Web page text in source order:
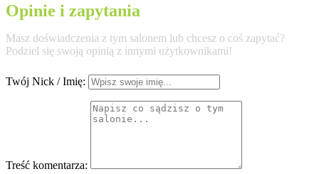
Opinie i zapytania
Masz doświadczenia z tym salonem lub chcesz o coś zapytać?
Podziel się swoją opinią z innymi użytkownikami!
Twój Nick / Imię:
Treść komentarza: